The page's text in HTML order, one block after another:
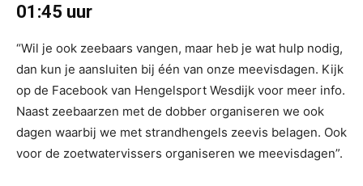
01:45 uur
“Wil je ook zeebaars vangen, maar heb je wat hulp nodig,
dan kun je aansluiten bij één van onze meevisdagen. Kijk
op de Facebook van Hengelsport Wesdijk voor meer info.
Naast zeebaarzen met de dobber organiseren we ook
dagen waarbij we met strandhengels zeevis belagen. Ook
voor de zoetwatervissers organiseren we meevisdagen”.